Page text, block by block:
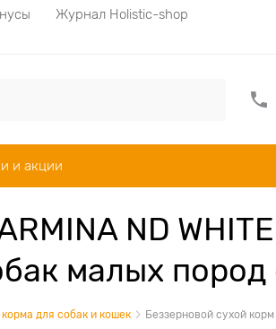
Журнал Holistic-shop
и акции
ND
малых
для собак и кошек Беззерновой cухой